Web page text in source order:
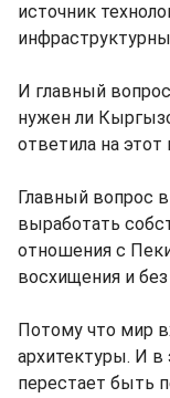
источник
И главный
нужен ли
ответила на этот
Главный вопрос
выработать
отношения с
восхищения и
Потому что мир
архитектуры. И в
перестает быть